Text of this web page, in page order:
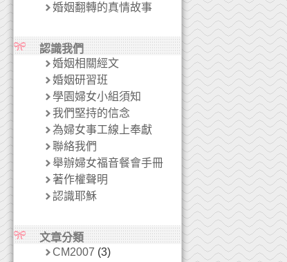
婚姻翻轉的真情故事
認識我們
婚姻相關經文
婚姻研習班
學園婦女小組須知
我們堅持的信念
為婦女事工線上奉獻
聯絡我們
舉辦婦女福音餐會手冊
著作權聲明
認識耶穌
文章分類
CM2007 (3)